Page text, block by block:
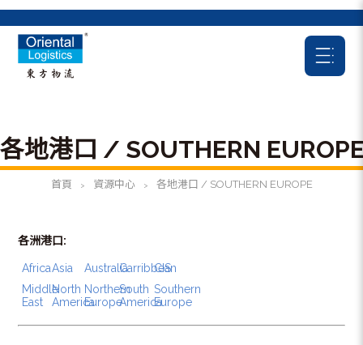
各地港口 / SOUTHERN
首頁 > 資源中心 > 各地港口 / SOUTHERN EUROPE
各洲港口:
AfricaAsia AustraliaCarribbean
CIS
Middle
East
North
America
Northern
Europe
South
America
Southern
Europe